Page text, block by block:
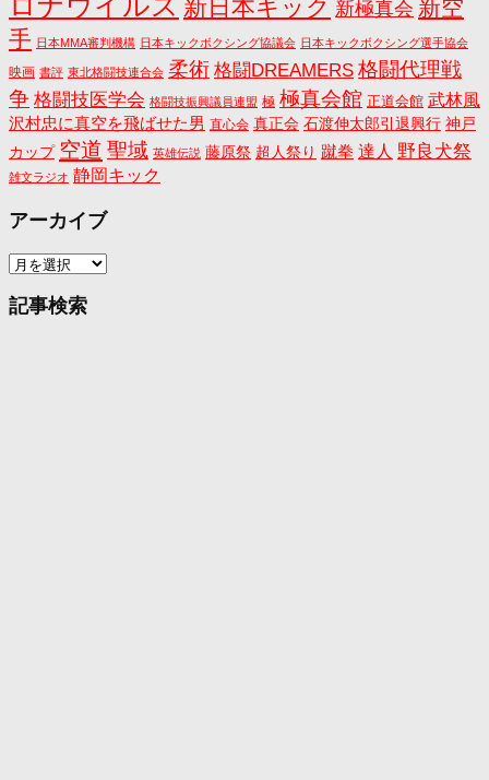
ロナウイルス 新日本キック 新極真会 新空
手 日本MMA審判機構 日本キックボクシング協議会 日本キックボクシング選手協会
映画 書評 東北格闘技連合会 柔術 格闘DREAMERS 格闘代理戦
争 格闘技医学会 格闘技振興議員連盟 極 極真会館 正道会館 武林風
沢村忠に真空を飛ばせた男 直心会 真正会 石渡伸太郎引退興行 神戸
カップ 空道 聖域 英雄伝説 藤原祭 超人祭り 蹴拳 達人 野良犬祭
雑文ラジオ 静岡キック
アーカイブ
ア
カ
記事検索